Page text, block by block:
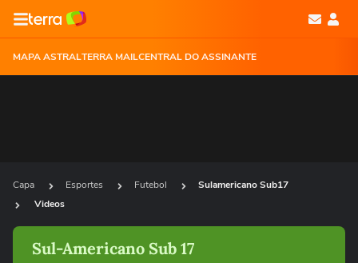
MAPA ASTRALTERRA MAILCENTRAL DO ASSINANTE
Capa Esportes Futebol
Sulamericano Sub17
Videos
Sul-Americano Sub 17